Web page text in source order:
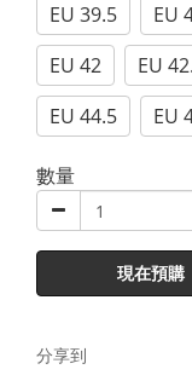
EU 39.5
EU
EU 42
EU
EU 44.5
EU
數量
現在預購
分享到